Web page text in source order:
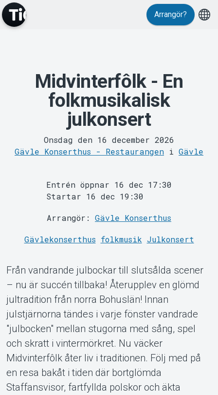
MyTickster
Support
Arrangör?
Midvinterfôlk - En
folkmusikalisk
julkonsert
Onsdag den 16 december 2026
Gävle Konserthus - Restaurangen i Gävle
Entrén öppnar 16 dec 17:30
Startar 16 dec 19:30
Arrangör: Gävle Konserthus
Gävlekonserthus folkmusik Julkonsert
Från vandrande julbockar till slutsålda scener
– nu är succén tillbaka! Återupplev en glömd
jultradition från norra Bohuslän! Innan
julstjärnorna tändes i varje fönster vandrade
"julbocken" mellan stugorna med sång, spel
och skratt i vintermörkret. Nu väcker
Midvinterfôlk åter liv i traditionen. Följ med på
en resa bakåt i tiden där bortglömda
Staffansvisor, fartfyllda polskor och äkta